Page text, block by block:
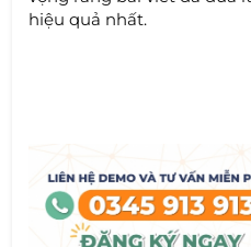
hiệu quả nhất.